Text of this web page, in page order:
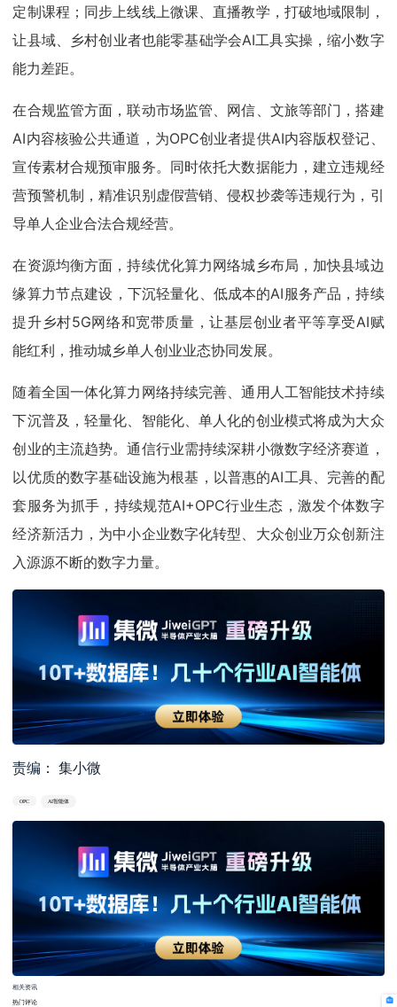
定制课程；同步上线线上微课、直播教学，打破地域限制，
让县域、乡村创业者也能零基础学会AI工具实操，缩小数字
能力差距。
在合规监管方面，联动市场监管、网信、文旅等部门，搭建
AI内容核验公共通道，为OPC创业者提供AI内容版权登记、
宣传素材合规预审服务。同时依托大数据能力，建立违规经
营预警机制，精准识别虚假营销、侵权抄袭等违规行为，引
导单人企业合法合规经营。
在资源均衡方面，持续优化算力网络城乡布局，加快县域边
缘算力节点建设，下沉轻量化、低成本的AI服务产品，持续
提升乡村5G网络和宽带质量，让基层创业者平等享受AI赋
能红利，推动城乡单人创业业态协同发展。
随着全国一体化算力网络持续完善、通用人工智能技术持续
下沉普及，轻量化、智能化、单人化的创业模式将成为大众
创业的主流趋势。通信行业需持续深耕小微数字经济赛道，
以优质的数字基础设施为根基，以普惠的AI工具、完善的配
套服务为抓手，持续规范AI+OPC行业生态，激发个体数字
经济新活力，为中小企业数字化转型、大众创业万众创新注
入源源不断的数字力量。
责编： 集小微
OPC AI智能体
相关资讯
热门评论